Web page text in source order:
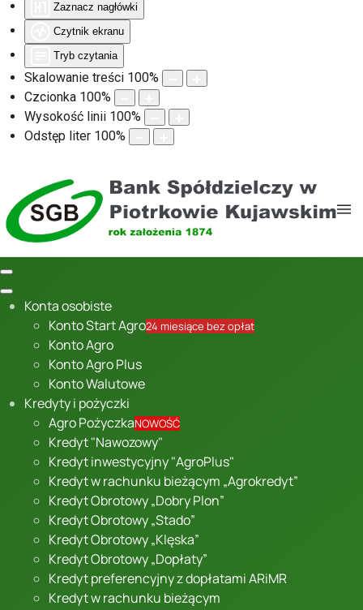
Zaznacz nagłówki
Czytnik ekranu
Tryb czytania
Skalowanie treści 100%
Czcionka 100%
Wysokość linii 100%
Odstęp liter 100%
Konta osobiste
Konto Start Agro24 miesiące bez opłat
Konto Agro
Konto Agro Plus
Konto Walutowe
Kredyty i pożyczki
Agro PożyczkaNOWOŚĆ
Kredyt "Nawozowy"
Kredyt inwestycyjny "AgroPlus"
Kredyt w rachunku bieżącym „Agrokredyt”
Kredyt Obrotowy „Dobry Plon”
Kredyt Obrotowy „Stado”
Kredyt Obrotowy „Klęska”
Kredyt Obrotowy „Dopłaty”
Kredyt preferencyjny z dopłatami ARiMR
Kredyt w rachunku bieżącym